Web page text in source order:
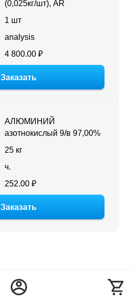
(0,025кг/шт), AR
1 шт
analysis
4 800.00 ₽
Заказать
АЛЮМИНИЙ
азотнокислый 9/в 97,00%
25 кг
ч.
252.00 ₽
Заказать